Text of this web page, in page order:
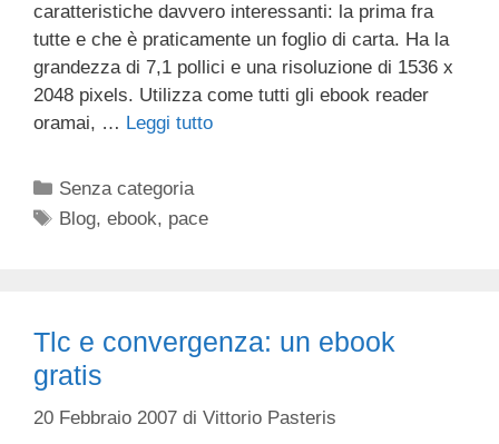
caratteristiche davvero interessanti: la prima fra
tutte e che è praticamente un foglio di carta. Ha la
grandezza di 7,1 pollici e una risoluzione di 1536 x
2048 pixels. Utilizza come tutti gli ebook reader
oramai, … Leggi tutto
Categorie
Senza categoria
Tag
Blog,ebook, pace
Tlc e convergenza: un ebook
gratis
20 Febbraio 2007 di Vittorio Pasteris